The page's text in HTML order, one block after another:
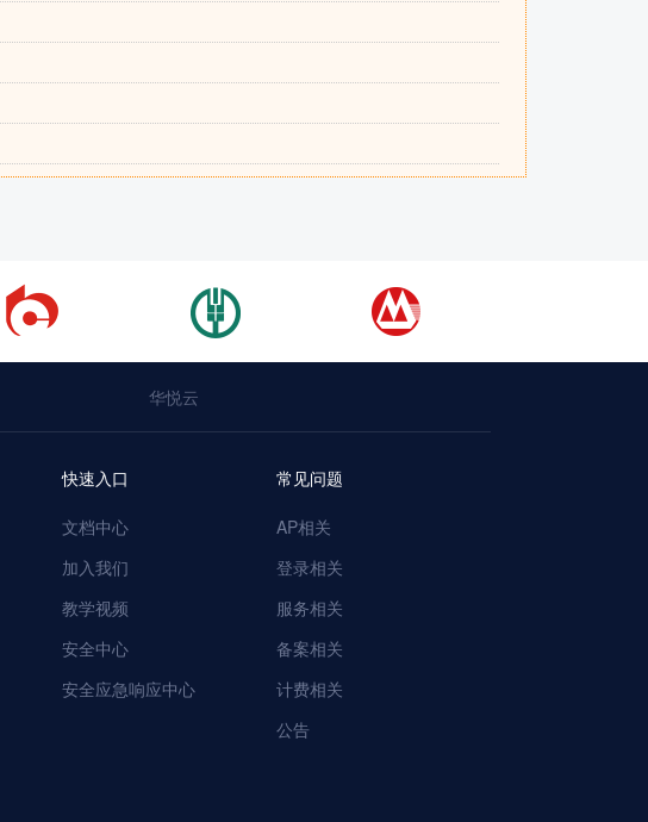
华悦云
快速入口
文档中心
加入我们
教学视频
安全中心
安全应急响应中心
常见问题
AP相关
登录相关
服务相关
备案相关
计费相关
公告